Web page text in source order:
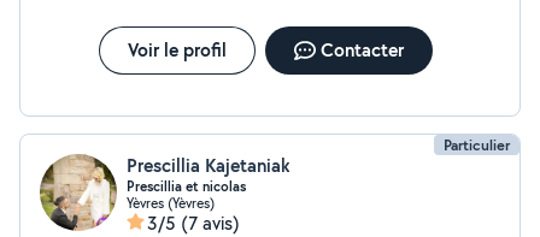
Voir le profil Contacter
Particulier
Prescillia Kajetaniak
Prescillia et nicolas
Yèvres (Yèvres)
3/5 (7 avis)